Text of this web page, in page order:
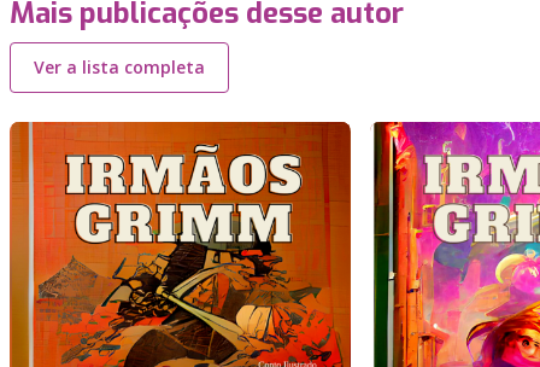
Mais publicações desse autor
Ver a lista completa